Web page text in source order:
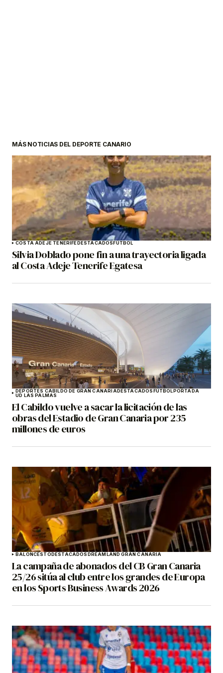
MÁS NOTICIAS DEL DEPORTE CANARIO
COSTA ADEJE TENERIFEDESTACADOSFÚTBOL
Silvia Doblado pone fin a una trayectoria ligada
al Costa Adeje Tenerife Egatesa
DEPORTES CABILDO DE GRAN CANARIADESTACADOSFÚTBOLPORTADA
UD LAS PALMAS
El Cabildo vuelve a sacar la licitación de las
obras del Estadio de Gran Canaria por 235
millones de euros
BALONCESTODESTACADOSDREAMLAND GRAN CANARIA
La campaña de abonados del CB Gran Canaria
25/26 sitúa al club entre los grandes de Europa
en los Sports Business Awards 2026